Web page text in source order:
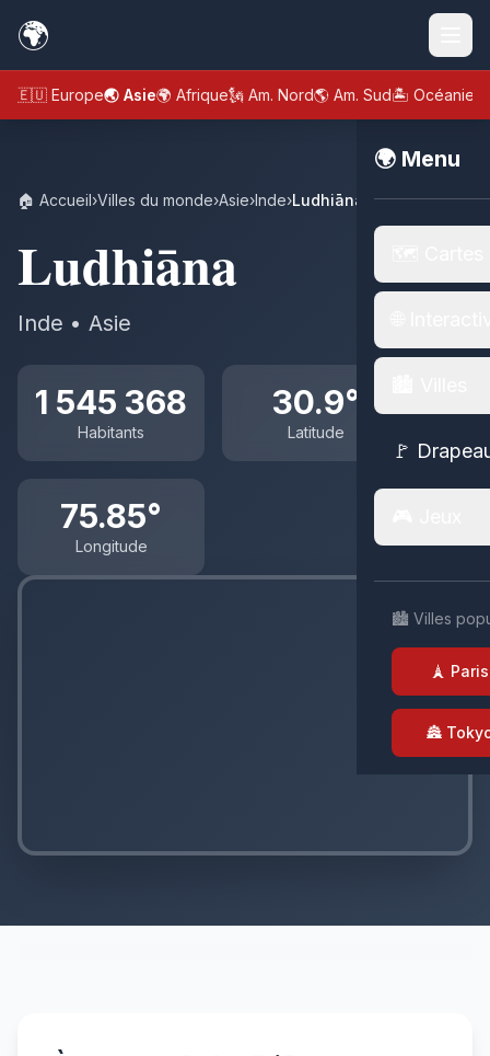
🌍
🇪🇺 Europe🌏 Asie🌍 Afrique🗽 Am. Nord🌎 Am. Sud🏝️ Océanie
🌍 Menu
🚩
🏙️ Villes
🗼 Paris
🏯
🏠 Accueil›Villes du monde›Asie›Inde›Ludhiāna
Ludhiāna
Inde • Asie
1 545 368
Habitants
30.9°
Latitude
75.85°
Longitude